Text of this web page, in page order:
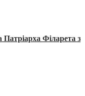
Філарета з